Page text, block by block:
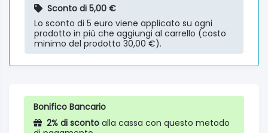
Sconto di 5,00 €
Lo sconto di 5 euro viene applicato su ogni
prodotto in più che aggiungi al carrello (costo
minimo del prodotto 30,00 €).
Bonifico Bancario
2% di sconto alla cassa con questo metodo